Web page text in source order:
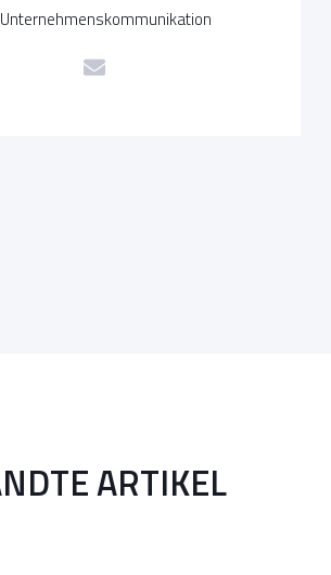
Unternehmenskommunikation
ARTIKEL